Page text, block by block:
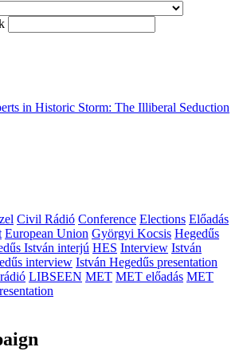
in Historic Storm: The Illiberal Seduction
Civil Rádió Conference Elections Előadás
European Union Györgyi Kocsis Hegedűs
István interjú HES Interview István
interview István Hegedűs presentation
LIBSEEN MET MET előadás MET